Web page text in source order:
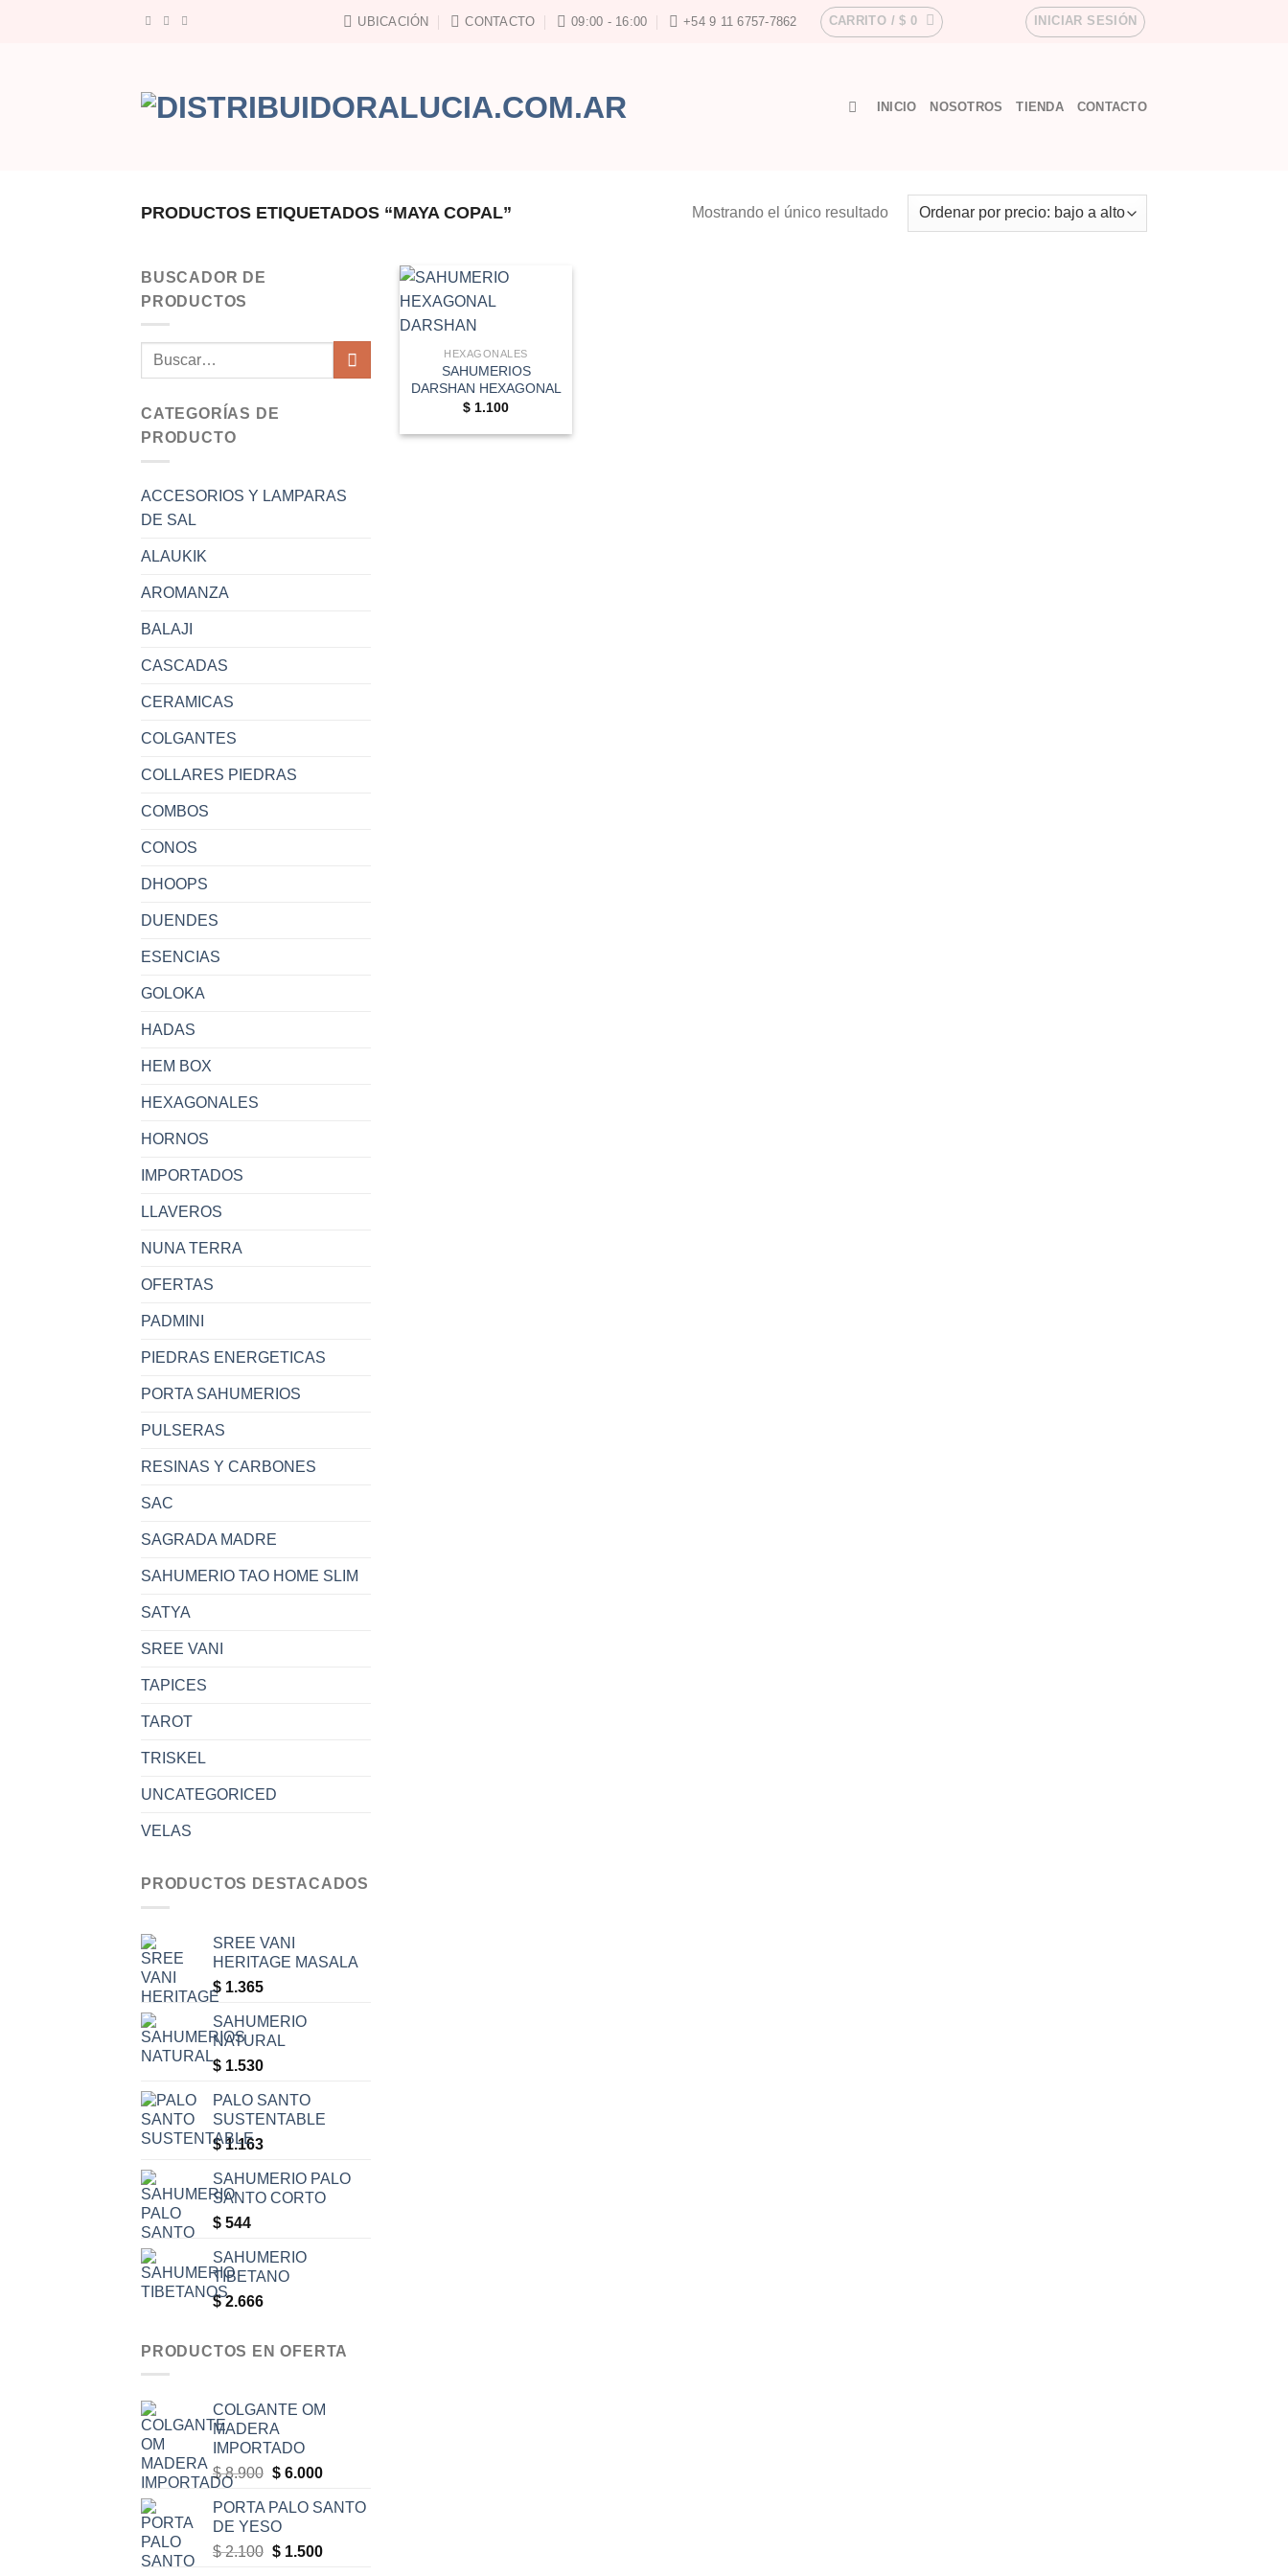
UBICACIÓN CONTACTO 09:00 - 16:00 +54 9 11 6757-7862 CARRITO /$ 0 INICIAR SESIÓN
INICIO NOSOTROS TIENDA CONTACTO
PRODUCTOS ETIQUETADOS “MAYA COPAL” Mostrando el único resultado
BUSCADOR DE
PRODUCTOS
Buscar
CATEGORÍAS DE
PRODUCTO
ACCESORIOS Y LAMPARAS
DE SAL
ALAUKIK
AROMANZA
BALAJI
CASCADAS
CERAMICAS
COLGANTES
COLLARES PIEDRAS
COMBOS
CONOS
DHOOPS
DUENDES
ESENCIAS
GOLOKA
HADAS
HEM BOX
HEXAGONALES
HORNOS
IMPORTADOS
LLAVEROS
NUNA TERRA
OFERTAS
PADMINI
PIEDRAS ENERGETICAS
PORTA SAHUMERIOS
PULSERAS
RESINAS Y CARBONES
SAC
SAGRADA MADRE
SAHUMERIO TAO HOME SLIM
SATYA
SREE VANI
TAPICES
TAROT
TRISKEL
UNCATEGORICED
VELAS
PRODUCTOS DESTACADOS
SREE VANI
HERITAGE MASALA
$ 1.365
SAHUMERIO
NATURAL
$ 1.530
PALO SANTO
SUSTENTABLE
$1.163
SAHUMERIO PALO
SANTO CORTO
$ 544
SAHUMERIO
TIBETANO
$2.666
PRODUCTOS EN OFERTA
COLGANTE OM
MADERA
IMPORTADO
$8.900 Original
was:
$ 8.900.
$6.000Current
is:
PORTA PALO SANTO
DE YESO
$2.100 Original
$1.500Current
HEXAGONALES
SAHUMERIOS
DARSHAN HEXAGONAL
$ 1.100